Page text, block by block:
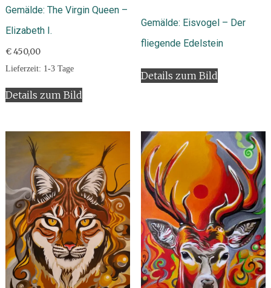
Gemälde: The Virgin Queen –
Elizabeth I.
€450,00
Lieferzeit: 1-3 Tage
Details zum Bild
Gemälde: Eisvogel – Der
fliegende Edelstein
Details zum Bild